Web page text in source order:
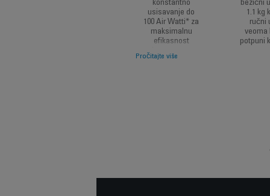
konstantno
usisavanje do
100 Air Watti* za
maksimalnu
efikasnost
tokom vremena
i dugotrajna
Pročitajte više
bežični
1.1 kg
ručni
veoma
potpuni